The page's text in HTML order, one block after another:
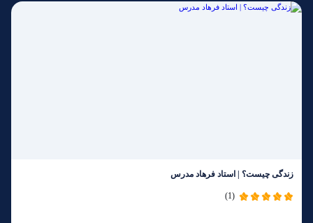
زندگی چیست؟ | استاد فرهاد مدرس
(1)